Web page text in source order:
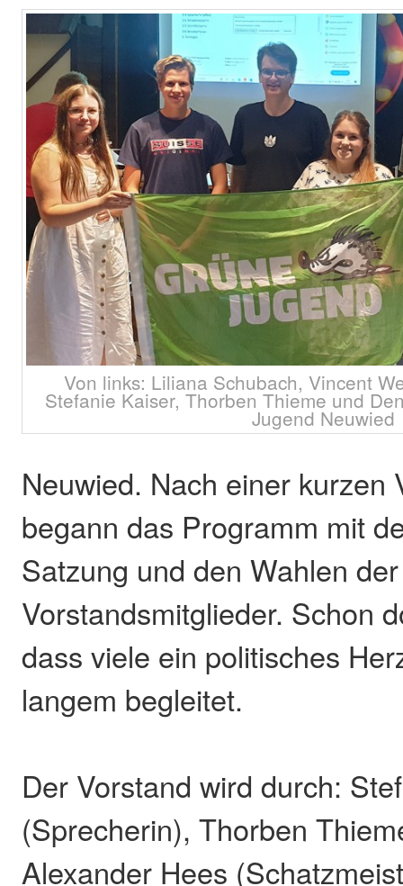
Von links: Liliana Schubach, Vincent
Stefanie Kaiser, Thorben Thieme und
Jugend Neuwied
Neuwied. Nach einer kurzen
begann das Programm mit
Satzung und den Wahlen der
Vorstandsmitglieder. Schon
dass viele ein politisches
langem begleitet.
Der Vorstand wird durch:
(Sprecherin), Thorben
Alexander Hees